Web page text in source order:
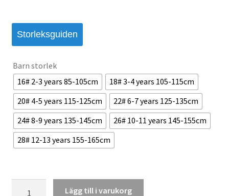
Storleksguiden
Barn storlek
16# 2-3 years 85-105cm
18# 3-4 years 105-115cm
20# 4-5 years 115-125cm
22# 6-7 years 125-135cm
24# 8-9 years 135-145cm
26# 10-11 years 145-155cm
28# 12-13 years 155-165cm
Lägg till i varukorg